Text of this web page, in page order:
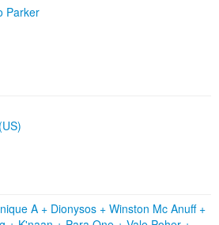
Parker
A + Dionysos + Winston Mc Anuff +